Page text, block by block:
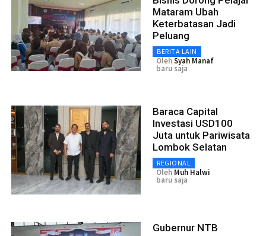
Mataram Ubah
Keterbatasan Jadi
Peluang
BERITA LAIN
OlehSyah Manaf
baru saja
Baraca Capital
Investasi USD100
Juta untuk Pariwisata
Lombok Selatan
REGIONAL
Oleh Muh Halwi
baru saja
Gubernur NTB